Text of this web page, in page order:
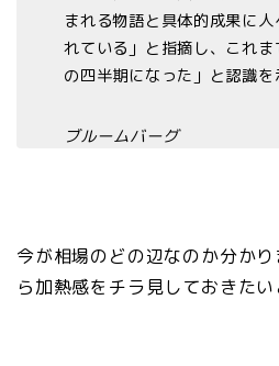
まれる物語と具体的成果に
れている」と指摘し、これ
の四半期になった」と認識を
ブルームバーグ
今が相場のどの辺なのか分か
ら加熱感をチラ見しておきたい